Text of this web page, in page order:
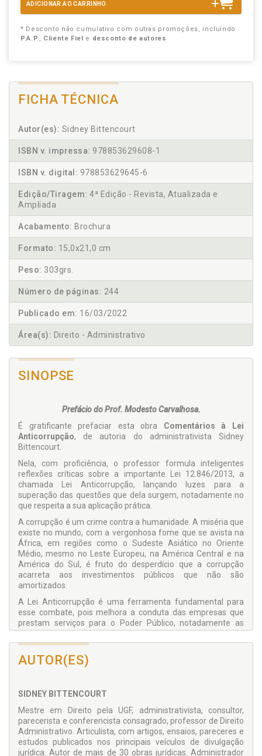
ADICIONAR AO CARRINHO
* Desconto não cumulativo com outras promoções, incluindo
P.A.P., Cliente Fiel e desconto de autores
FICHA TÉCNICA
Autor(es): Sidney Bittencourt
ISBN v. impressa: 978853629608-1
ISBN v. digital: 978853629645-6
Edição/Tiragem: 4ª Edição - Revista, Atualizada e
Ampliada
Acabamento: Brochura
Formato: 15,0x21,0 cm
Peso: 303grs.
Número de páginas: 244
Publicado em: 16/03/2022
Área(s): Direito - Administrativo
SINOPSE
Prefácio do Prof. Modesto Carvalhosa.
É gratificante prefaciar esta obra Comentários à Lei
Anticorrupção, de autoria do administrativista Sidney
Bittencourt.
Nela, com proficiência, o professor formula inteligentes
reflexões críticas sobre a importante Lei 12.846/2013, a
chamada Lei Anticorrupção, lançando luzes para a
superação das questões que dela surgem, notadamente no
que respeita a sua aplicação prática.
A corrupção é um crime contra a humanidade. A miséria que
existe no mundo, com a vergonhosa fome que se avista na
África, em regiões como o Sudeste Asiático no Oriente
Médio, mesmo no Leste Europeu, na América Central e na
América do Sul, é fruto do desperdício que a corrupção
acarreta aos investimentos públicos que não são
amortizados.
A Lei Anticorrupção é uma ferramenta fundamental para
esse combate, pois melhora a conduta das empresas que
prestam serviços para o Poder Público, notadamente as
empreiteiras.
Bittencourt, pois auxilia a sociedade brasileira a entender o
de que muito contribuiria para a aplicação prática correta da
então nova lei.
Agora, em nova edição, com as atualizações e acertos
necessários, o trabalho se aperfeiçoou, tornando-se
instrumento fundamental para o pleno entendimento das
AUTOR(ES)
SIDNEY BITTENCOURT
Mestre em Direito pela UGF, administrativista, consultor,
parecerista e conferencista consagrado, professor de Direito
Administrativo. Articulista, com artigos, ensaios, pareceres e
estudos publicados nos principais veículos de divulgação
jurídica. Autor de mais de 30 obras jurídicas. Administrador